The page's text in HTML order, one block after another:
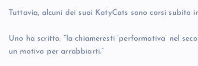
Tuttavia, alcuni dei suoi KatyCats sono corsi subito
Uno ha scritto: “la chiameresti ‘performativa’ nel
un motivo per arrabbiarti.”